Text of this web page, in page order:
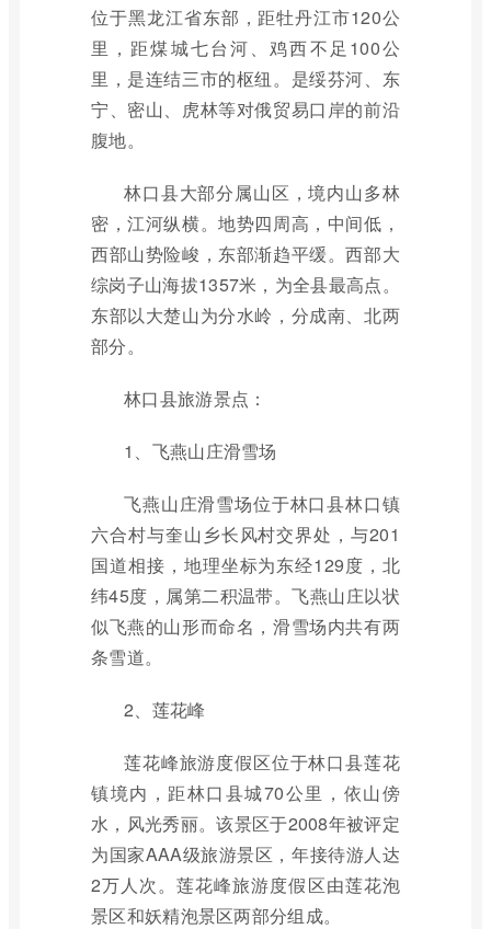
位于黑龙江省东部，距牡丹江市120公
里，距煤城七台河、鸡西不足100公
里，是连结三市的枢纽。是绥芬河、东
宁、密山、虎林等对俄贸易口岸的前沿
腹地。
林口县大部分属山区，境内山多林
密，江河纵横。地势四周高，中间低，
西部山势险峻，东部渐趋平缓。西部大
综岗子山海拔1357米，为全县最高点。
东部以大楚山为分水岭，分成南、北两
部分。
林口县旅游景点：
1、飞燕山庄滑雪场
飞燕山庄滑雪场位于林口县林口镇
六合村与奎山乡长风村交界处，与201
国道相接，地理坐标为东经129度，北
纬45度，属第二积温带。飞燕山庄以状
似飞燕的山形而命名，滑雪场内共有两
条雪道。
2、莲花峰
莲花峰旅游度假区位于林口县莲花
镇境内，距林口县城70公里，依山傍
水，风光秀丽。该景区于2008年被评定
为国家AAA级旅游景区，年接待游人达
2万人次。莲花峰旅游度假区由莲花泡
景区和妖精泡景区两部分组成。